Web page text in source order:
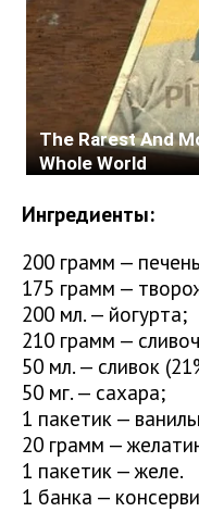
Ингредиенты:
200 грамм —
175 грамм —
200 мл. — йогурта;
210 грамм —
50 мл. — сливок
50 мг. — сахара;
1 пакетик —
20 грамм —
1 пакетик — желе.
1 банка —